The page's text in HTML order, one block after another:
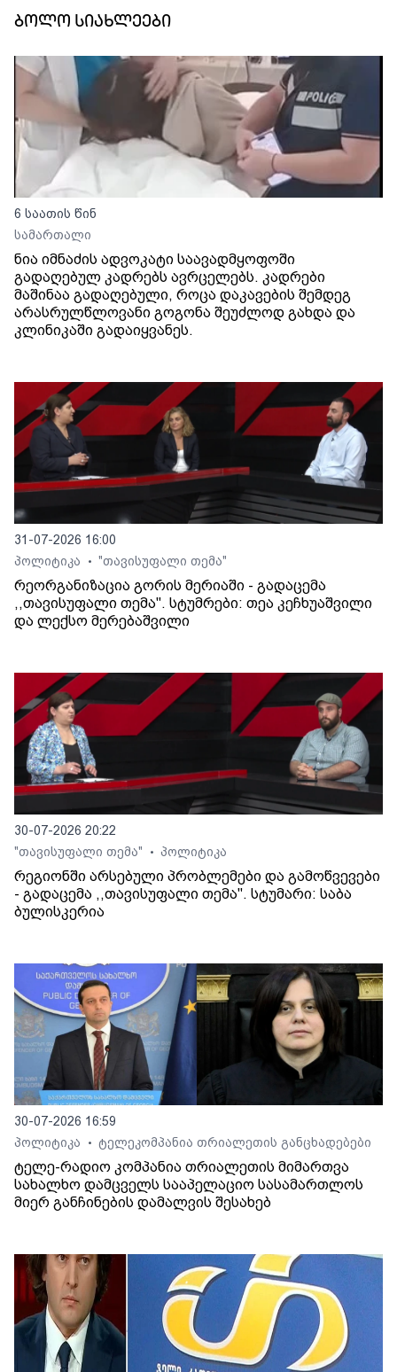
ბოლო სიახლეები
6 საათის წინ
სამართალი
ნია იმნაძის ადვოკატი საავადმყოფოში
გადაღებულ კადრებს ავრცელებს. კადრები
მაშინაა გადაღებული, როცა დაკავების შემდეგ
არასრულწლოვანი გოგონა შეუძლოდ გახდა და
კლინიკაში გადაიყვანეს.
31-07-2026 16:00
პოლიტიკა
• "თავისუფალი თემა"
რეორგანიზაცია გორის მერიაში - გადაცემა
,,თავისუფალი თემა". სტუმრები: თეა კეჩხუაშვილი
და ლექსო მერებაშვილი
30-07-2026 20:22
"თავისუფალი თემა"
• პოლიტიკა
რეგიონში არსებული პრობლემები და გამოწვევები
- გადაცემა ,,თავისუფალი თემა". სტუმარი: საბა
ბულისკერია
30-07-2026 16:59
პოლიტიკა
• ტელეკომპანია თრიალეთის განცხადებები
ტელე-რადიო კომპანია თრიალეთის მიმართვა
სახალხო დამცველს სააპელაციო სასამართლოს
მიერ განჩინების დამალვის შესახებ